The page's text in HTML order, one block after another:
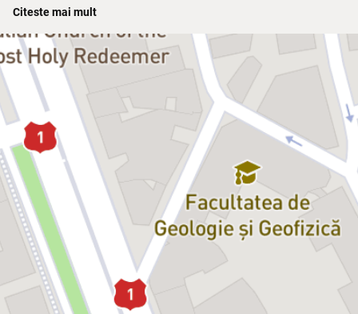
şi mereu emoţionant.
muzicii şi a frumuseţii eterne.
Aici, iubirea înseamnă libertatea de a înfrunta zâmbind viaţa şi
moartea deopotrivă.
O dramă romantică specială despre doi oameni care se reîntâlnesc
pentru a-şi împlini povestea rămasă neterminată.
Fac asta într-un moment tulburător, când timpul pare că şi-a
pierdut răbdarea, dar iubirea lor rămâne la fel de puternică şi de
frumoasă, chiar şi acum, în apropierea ultimului act.
Care pare să dureze cât o clipă... sau cât o viaţă.
„Spectacolul de faţă nu se vrea o demonstraţie, ci un exerciţiu cu
vedere la public.
Anonimul veneţian, de Giuseppe Berto, oferă pretextul unei astfel
de abordări, iar Ilinca Goia şi Ioan Andrei Ionescu, doi actori
foarte versaţi ai trupei Naţionalului, au curajul asumării lui până
la capăt, au plăcerea jocului cu mijloacele simple, dar complicate,
Citeste mai mult